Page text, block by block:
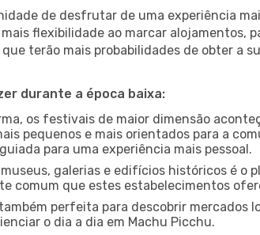
de desfrutar de uma experiência
flexibilidade ao marcar alojamentos,
terão mais probabilidades de obter a
durante a época baixa:
os festivais de maior dimensão
pequenos e mais orientados para a
para uma experiência mais pessoal.
galerias e edifícios históricos é o
comum que estes estabelecimentos
perfeita para descobrir mercados
o dia a dia em Machu Picchu.